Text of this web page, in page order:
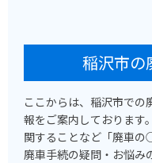
稲沢市の
ここからは、稲沢市での
報をご案内しております
関することなど「廃車
廃車手続の疑問・お悩み